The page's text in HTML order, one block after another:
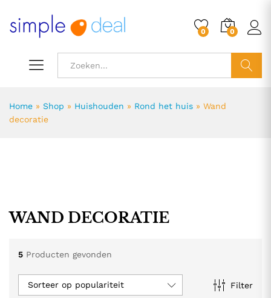
0 0
Home » Shop » Huishouden » Rond het huis » Wand
decoratie
WAND DECORATIE
5 Producten gevonden
Filter
Sorteer op populariteit